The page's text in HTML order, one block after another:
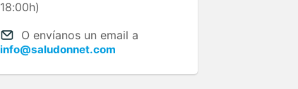
18:00h)
O envíanos un email a
info@saludonnet.com